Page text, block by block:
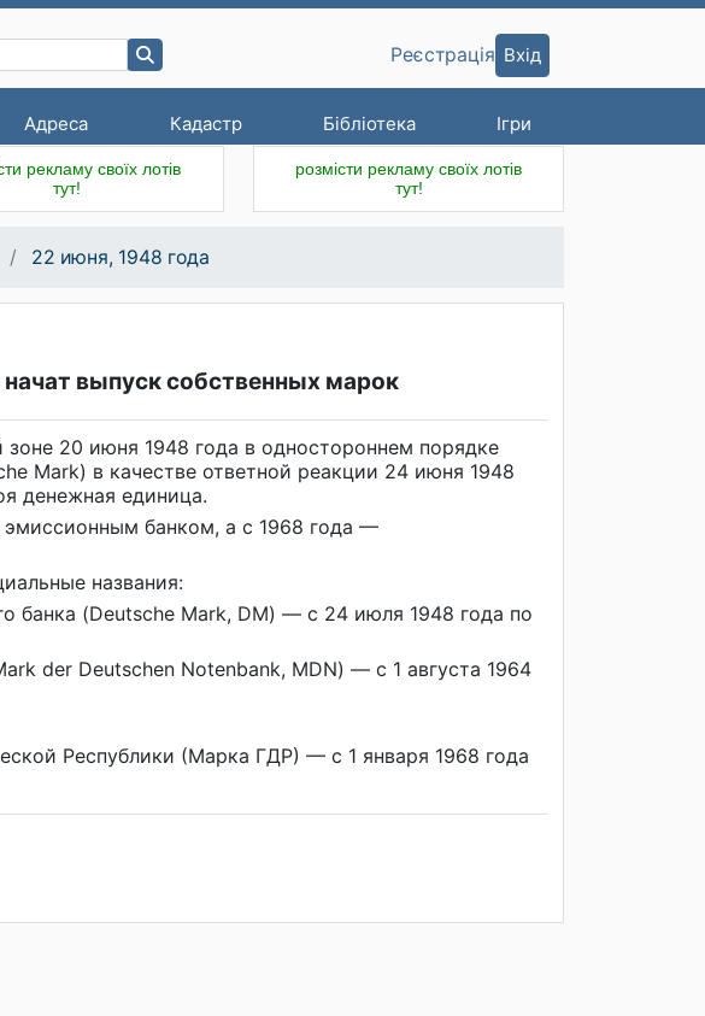
Адреса Кадастр Бібліотека Ігри
Реєстрація Вхід
рекламу своїх лотів
тут!
розмісти рекламу своїх лотів
тут!
22 июня, 1948 года
выпуск собственных марок
20 июня 1948 года в одностороннем порядке
Mark) в качестве ответной реакции 24 июня 1948
денежная единица.
банком, а с 1968 года —
названия:
банка (Deutsche Mark, DM) — с 24 июля 1948 года по
der Deutschen Notenbank, MDN) — с 1 августа 1964
Республики (Марка ГДР) — с 1 января 1968 года